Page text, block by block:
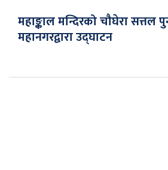
महाङ्काल मन्दिरको चौघेरा सत्तल
महानगरद्वारा उद्घाटन